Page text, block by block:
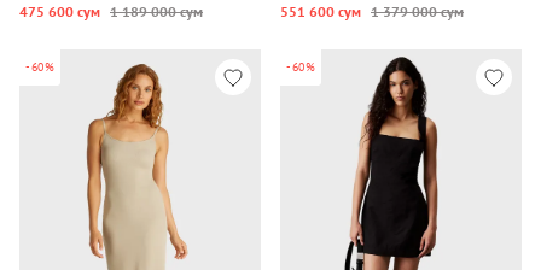
475 600 сум 1 189 000 сум 551 600 сум 1 379 000 сум
-60% -60%